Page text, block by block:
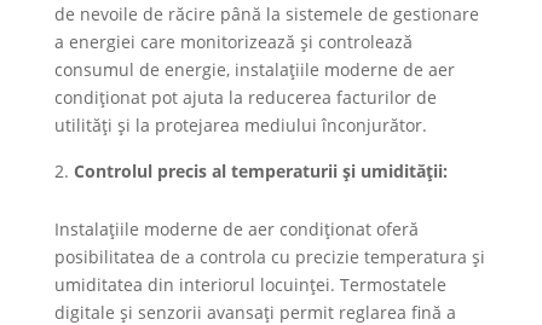
de nevoile de răcire până la sistemele de gestionare
a energiei care monitorizează și controlează
consumul de energie, instalațiile moderne de aer
condiționat pot ajuta la reducerea facturilor de
utilități și la protejarea mediului înconjurător.
Controlul precis al temperaturii și umidității:
Instalațiile moderne de aer condiționat oferă
posibilitatea de a controla cu precizie temperatura și
umiditatea din interiorul locuinței. Termostatele
digitale și senzorii avansați permit reglarea fină a